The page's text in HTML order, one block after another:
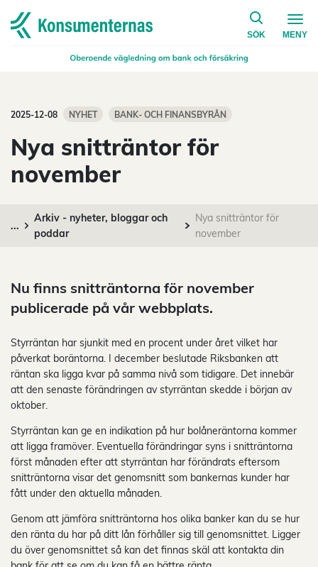
Navigera till startsidan
SÖK
på
MENY
2025-12-08 NYHET BANK- OCH FINANSBYRÅN
Nya snitträntor för
november
...
Arkiv - nyheter, bloggar och
poddar
Nya snitträntor för
november
Nu finns snitträntorna för november
publicerade på vår webbplats.
Styrräntan har sjunkit med en procent under året vilket har
påverkat boräntorna. I december beslutade Riksbanken att
räntan ska ligga kvar på samma nivå som tidigare. Det innebär
att den senaste förändringen av styrräntan skedde i början av
oktober.
Styrräntan kan ge en indikation på hur bolåneräntorna kommer
att ligga framöver. Eventuella förändringar syns i snitträntorna
först månaden efter att styrräntan har förändrats eftersom
snitträntorna visar det genomsnitt som bankernas kunder har
fått under den aktuella månaden.
Genom att jämföra snitträntorna hos olika banker kan du se hur
den ränta du har på ditt lån förhåller sig till genomsnittet. Ligger
du över genomsnittet så kan det finnas skäl att kontakta din